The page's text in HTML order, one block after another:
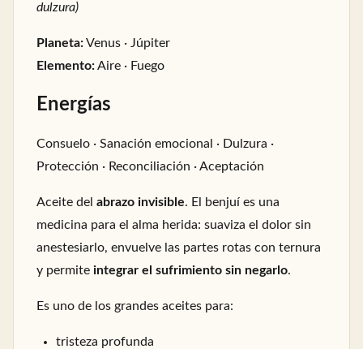
dulzura)
Planeta:Venus · Júpiter
Elemento:Aire · Fuego
Energías
Consuelo · Sanación emocional · Dulzura ·
Protección · Reconciliación · Aceptación
Aceite del abrazo invisible. El benjuí es una
medicina para el alma herida: suaviza el dolor sin
anestesiarlo, envuelve las partes rotas con ternura
y permite integrar el sufrimiento sin negarlo.
Es uno de los grandes aceites para:
tristeza profunda